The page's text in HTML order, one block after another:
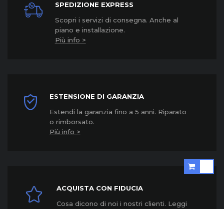
SPEDIZIONE EXPRESS
Scopri i servizi di consegna. Anche al
piano e installazione.
Più info >
ESTENSIONE DI GARANZIA
Estendi la garanzia fino a 5 anni. Riparato
o rimborsato.
Più info >
ACQUISTA CON FIDUCIA
Cosa dicono di noi i nostri clienti. Leggi